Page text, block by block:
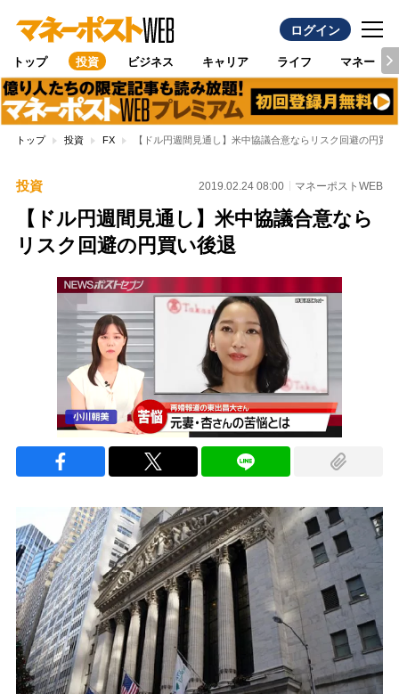
ログイン
トップ 投資 ビジネス キャリア ライフ マネー
トップ 投資 FX 【ドル円週間見通し】米中協議合意ならリスク回避の円買
投資 2019.02.24 08:00 マネーポストWEB
【ドル円週間見通し】米中協議合意なら
リスク回避の円買い後退